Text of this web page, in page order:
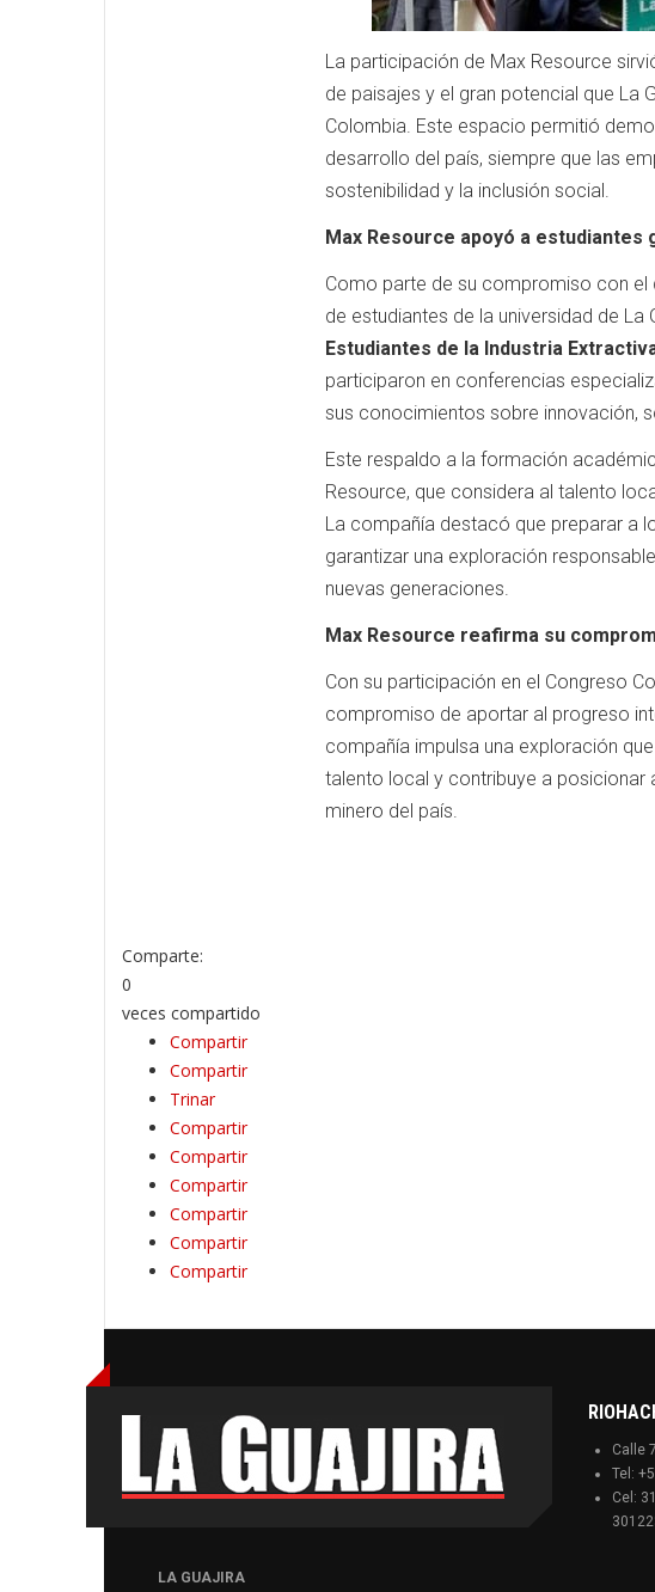
La participación de Max Resource
de paisajes y el gran potencial que La
Colombia. Este espacio permitió
desarrollo del país, siempre que las
sostenibilidad y la inclusión social.
Max Resource apoyó a estudiantes
Como parte de su compromiso con el
de estudiantes de la universidad de La
Estudiantes de la Industria
participaron en conferencias
sus conocimientos sobre innovación,
Este respaldo a la formación
Resource, que considera al talento
La compañía destacó que preparar a
garantizar una exploración
nuevas generaciones.
Max Resource reafirma su
Con su participación en el Congreso
compromiso de aportar al progreso
compañía impulsa una exploración
talento local y contribuye a
minero del país.
Comparte:
0
veces compartido
Compartir
Compartir
Trinar
Compartir
Compartir
Compartir
Compartir
Compartir
Compartir
LA GUAJIRA
Calle
Tel:
Cel: